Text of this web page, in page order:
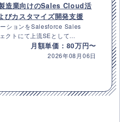
造業向けのSales Cloud活
びカスタマイズ開発支援
ーションをSalesforce Sales
クトにて上流SEとして...
月額単価：80万円〜
2026年08月06日